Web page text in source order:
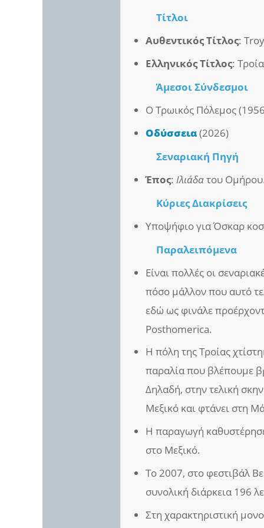
Τίτλοι
Αυθεντικός Τίτλος:
Ελληνικός Τίτλος: Τροία
ΆμεσοιΣύνδεσμοι
Ο Τρωικός Πόλεμος
Οδύσσεια(2026)
Σεναριακή Πηγή
Έπος:Ιλιάδατου
Κύριες Διακρίσεις
Υποψήφιο για Όσκαρ
Παραλειπόμενα
Είναι πολλές οι
πόσο μάλλον που αυτό
εδώ ως φινάλε
Posthomerica.
Η πόλη της Τροίας
παραλία που βλέπουμε
Δηλαδή, στην τελική
Μεξικό και φτάνει στη
Η παραγωγή
στο Μεξικό.
Το 2007, στο φεστιβάλ
συνολική διάρκεια 196
Στη χαρακτηριστική